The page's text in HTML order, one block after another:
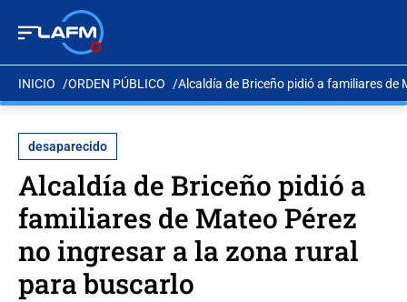
INICIO ORDEN PÚBLICO Alcaldía de Briceño pidió a familiares
desaparecido
Alcaldía de Briceño pidió a
familiares de Mateo Pérez
no ingresar a la zona rural
para buscarlo